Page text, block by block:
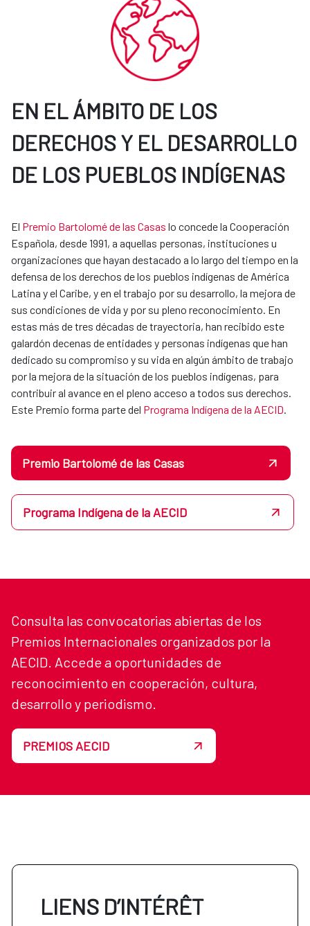
EN EL ÁMBITO DE LOS
DERECHOS Y EL DESARROLLO
DE LOS PUEBLOS INDÍGENAS
El Premio Bartolomé de las Casas lo concede la Cooperación
Española, desde 1991, a aquellas personas, instituciones u
organizaciones que hayan destacado a lo largo del tiempo en la
defensa de los derechos de los pueblos indígenas de América
Latina y el Caribe, y en el trabajo por su desarrollo, la mejora de
sus condiciones de vida y por su pleno reconocimiento. En
estas más de tres décadas de trayectoria, han recibido este
galardón decenas de entidades y personas indígenas que han
dedicado su compromiso y su vida en algún ámbito de trabajo
por la mejora de la situación de los pueblos indígenas, para
contribuir al avance en el pleno acceso a todos sus derechos.
Este Premio forma parte del Programa Indígena de la AECID
Premio Bartolomé de las Casas
Programa Indígena de la AECID
Consulta las convocatorias abiertas de los
Premios Internacionales organizados por la
AECID. Accede a oportunidades de
reconocimiento en cooperación, cultura,
desarrollo y periodismo.
PREMIOS AECID
LIENS D’INTÉRÊT